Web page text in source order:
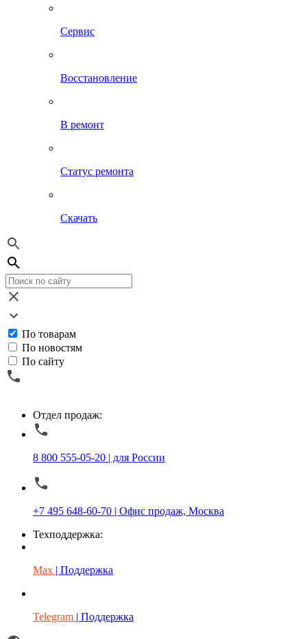
Сервис
Восстановление
В ремонт
Статус ремонта
Скачать
По товарам
По новостям
По сайту
Отдел продаж:
8 800 555-05-20 | для России
+7 495 648-60-70 | Офис продаж, Москва
Техподдержка:
Max | Поддержка
Telegram | Поддержка